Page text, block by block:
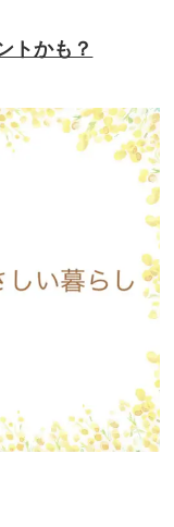
トかも？